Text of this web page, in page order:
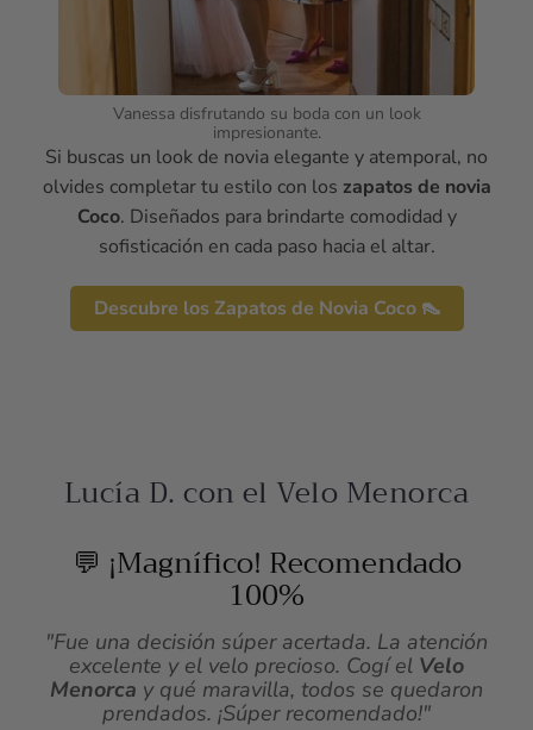
Vanessa disfrutando su boda con un look
impresionante.
Si buscas un look de novia elegante y atemporal, no
olvides completar tu estilo con los zapatos de novia
Coco. Diseñados para brindarte comodidad y
sofisticación en cada paso hacia el altar.
Descubre los Zapatos de Novia Coco 👠
Lucía D. con el Velo Menorca
💬 ¡Magnífico! Recomendado
100%
"Fue una decisión súper acertada. La atención
excelente y el velo precioso. Cogí el Velo
Menorca y qué maravilla, todos se quedaron
prendados. ¡Súper recomendado!"